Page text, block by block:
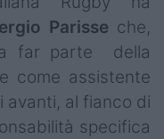
Parisse che,
a far parte della
come assistente
avanti, al fianco di
specifica